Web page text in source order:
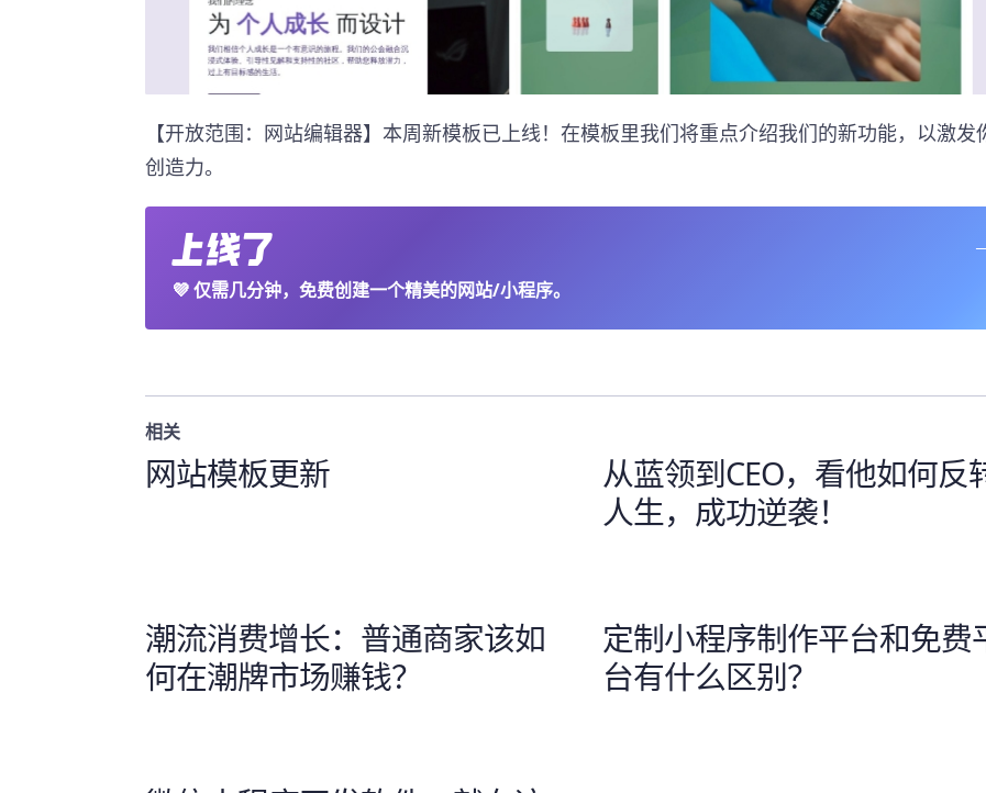
【开放范围：网站编辑器】本周新模板已上线！在模板里我们将重点介绍我们的新功能，以激发
创造力。
💜仅需几分钟，免费创建一个精美的网站/小程序。
相关
网站模板更新
从蓝领到CEO，看他如何反
人生，成功逆袭！
潮流消费增长：普通商家该如
何在潮牌市场赚钱？
定制小程序制作平台和免费
台有什么区别？